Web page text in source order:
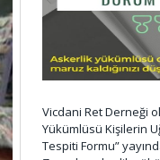
Vicdani Ret Derneği
Yükümlüsü Kişilerin
Tespiti Formu”